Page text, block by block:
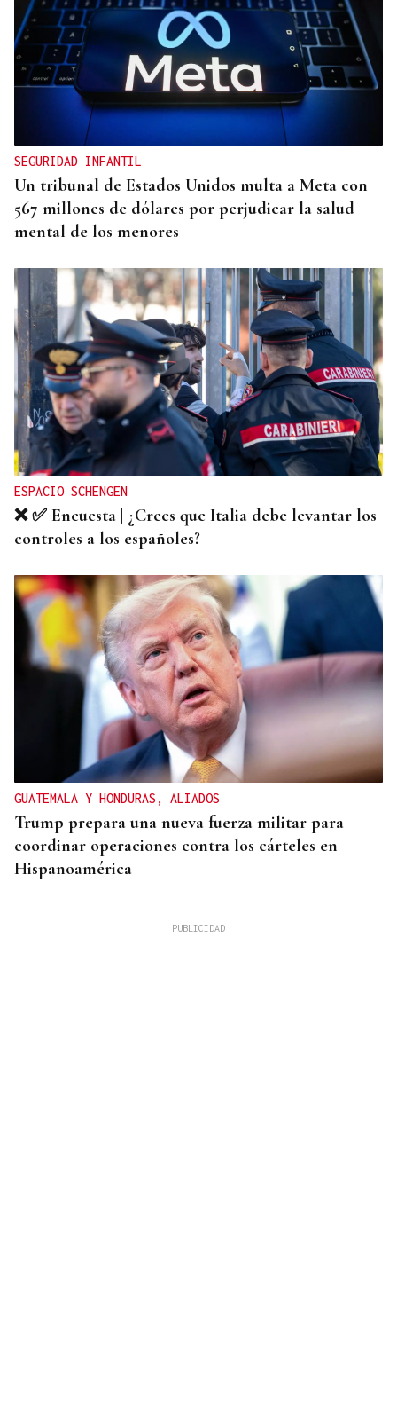
CANEDO
Un herido en la colisión entre dos coches en la
entrada a las termas de Outariz
SEGURIDAD INFANTIL
Un tribunal de Estados Unidos multa a Meta con
567 millones de dólares por perjudicar la salud
mental de los menores
ESPACIO SCHENGEN
❌ ✅ Encuesta | ¿Crees que Italia debe levantar los
controles a los españoles?
GUATEMALA Y HONDURAS, ALIADOS
Trump prepara una nueva fuerza militar para
coordinar operaciones contra los cárteles en
Hispanoamérica